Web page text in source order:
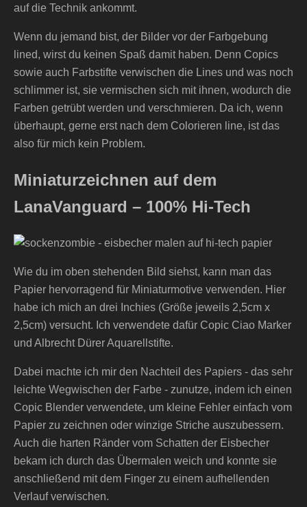
auf die Technik ankommt.
Wenn du jemand bist, der Bilder vor der Farbgebung
lined, wirst du keinen Spaß damit haben. Denn Copics
sowie auch Farbstifte verwischen die Lines und was noch
schlimmer ist, sie vermischen sich mit ihnen, wodurch die
Farben getrübt werden und verschmieren. Da ich, wenn
überhaupt, gerne erst nach dem Colorieren line, ist das
also für mich kein Problem.
Miniaturzeichnen auf dem
LanaVanguard – 100% Hi-Tech
Wie du im oben stehenden Bild siehst, kann man das
Papier hervorragend für Miniaturmotive verwenden. Hier
habe ich mich an drei Inchies (Größe jeweils 2,5cm x
2,5cm) versucht. Ich verwendete dafür Copic Ciao Marker
und Albrecht Dürer Aquarellstifte.
Dabei machte ich mir den Nachteil des Papiers - das sehr
leichte Wegwischen der Farbe - zunutze, indem ich einen
Copic Blender verwendete, um kleine Fehler einfach vom
Papier zu zeichnen oder winzige Striche auszubessern.
Auch die harten Ränder vom Schatten der Eisbecher
bekam ich durch das Übermalen weich und konnte sie
anschließend mit dem Finger zu einem aufhellenden
Verlauf verwischen.